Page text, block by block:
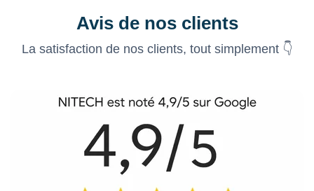
Avis de nos clients
La satisfaction de nos clients, tout simplement 👇